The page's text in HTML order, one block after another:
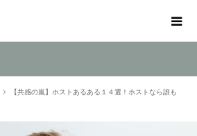
【共感の嵐】ホストあるある１４選！ホストなら誰も